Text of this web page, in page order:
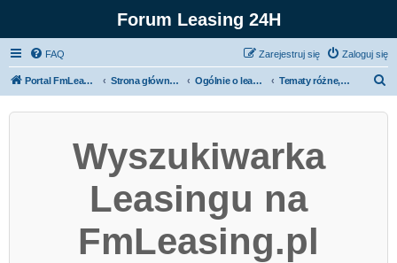
Forum Leasing 24H
FAQ Zaloguj się
Zarejestruj się
Portal FmLeasing.pl Strona główna forum Ogólnie o leasingu i wynajmie Tematy różne, wiadomości, podatki
Wyszukiwarka
Leasingu na
FmLeasing.pl